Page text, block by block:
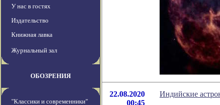
У нас в гостях
Издательство
Книжная лавка
Журнальный зал
ОБОЗРЕНИЯ
"Классики и современники"
22.08.2020
00:45
Индийские